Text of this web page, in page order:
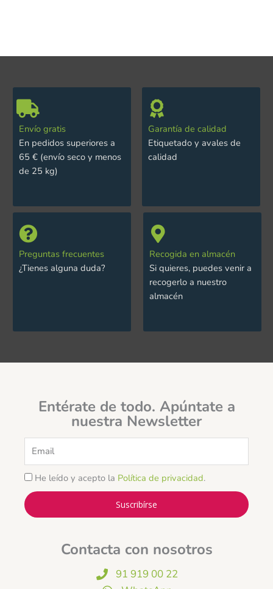
Envío gratis
En pedidos superiores a
65 € (envío seco y menos
de 25 kg)
Garantía de calidad
Etiquetado y avales de
calidad
Preguntas frecuentes
¿Tienes alguna duda?
Recogida en almacén
Si quieres, puedes venir a
recogerlo a nuestro
almacén
Entérate de todo. Apúntate a
nuestra Newsletter
He leído y acepto la Política de privacidad.
Suscribírse
Contacta con nosotros
91 919 00 22